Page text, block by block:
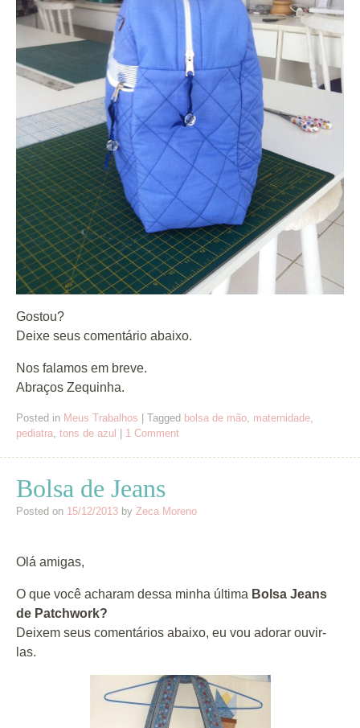
Gostou?
Deixe seus comentário abaixo.
Nos falamos em breve.
Abraços Zequinha.
Posted in Meus Trabalhos | Tagged bolsa de mão maternidade
pediatra tons de azul | 1 Comment
Bolsa de Jeans
Posted on 15/12/2013 by Zeca Moreno
Olá amigas,
O que você acharam dessa minha última Bolsa Jeans
de Patchwork?
Deixem seus comentários abaixo, eu vou adorar ouvir-
las.